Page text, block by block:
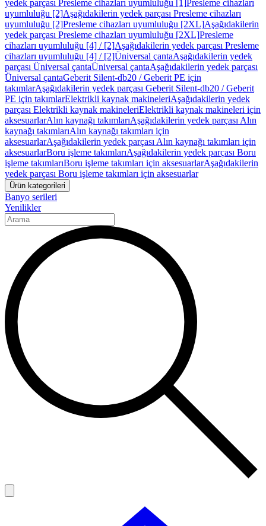
yedek parçası Presleme cihazları uyumluluğu [1]Presleme cihazları
uyumluluğu [2]Aşağıdakilerin yedek parçası Presleme cihazları
uyumluluğu [2]Presleme cihazları uyumluluğu [2XL]Aşağıdakilerin
yedek parçası Presleme cihazları uyumluluğu [2XL]Presleme
cihazları uyumluluğu [4] / [2]Aşağıdakilerin yedek parçası Presleme
cihazları uyumluluğu [4] / [2]Üniversal çantaAşağıdakilerin yedek
parçası Üniversal çantaÜniversal çantaAşağıdakilerin yedek parçası
Üniversal çantaGeberit Silent-db20 / Geberit PE için
takımlarAşağıdakilerin yedek parçası Geberit Silent-db20 / Geberit
PE için takımlarElektrikli kaynak makineleriAşağıdakilerin yedek
parçası Elektrikli kaynak makineleriElektrikli kaynak makineleri için
aksesuarlarAlın kaynağı takımlarıAşağıdakilerin yedek parçası Alın
kaynağı takımlarıAlın kaynağı takımları için
aksesuarlarAşağıdakilerin yedek parçası Alın kaynağı takımları için
aksesuarlarBoru işleme takımlarıAşağıdakilerin yedek parçası Boru
işleme takımlarıBoru işleme takımları için aksesuarlarAşağıdakilerin
yedek parçası Boru işleme takımları için aksesuarlar
Ürün kategorileri
Banyo serileri
Yenilikler